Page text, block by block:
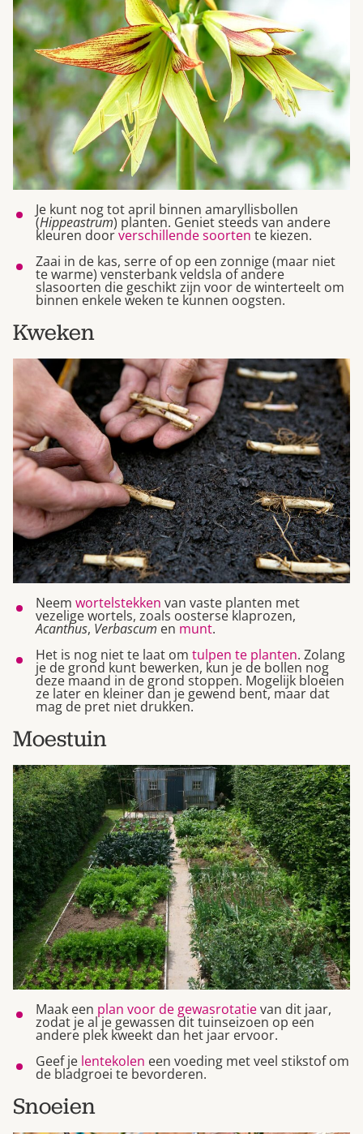
Je kunt nog tot april binnen amaryllisbollen
(Hippeastrum) planten. Geniet steeds van andere
kleuren doorverschillende soorten te kiezen.
Zaai in de kas, serre of op een zonnige (maar niet
te warme) vensterbank veldsla of andere
slasoorten die geschikt zijn voor de winterteelt om
binnen enkele weken te kunnen oogsten.
Kweken
Neem wortelstekken van vaste planten met
vezelige wortels, zoals oosterse klaprozen,
Acanthus, Verbascum en munt.
Het is nog niet te laat om tulpen te planten. Zolang
je de grond kunt bewerken, kun je de bollen nog
deze maand in de grond stoppen. Mogelijk bloeien
ze later en kleiner dan je gewend bent, maar dat
mag de pret niet drukken.
Moestuin
Maak een plan voor de gewasrotatievan dit jaar,
zodat je al je gewassen dit tuinseizoen op een
andere plek kweekt dan het jaar ervoor.
Geef je lentekolen een voeding met veel stikstof om
de bladgroei te bevorderen.
Snoeien